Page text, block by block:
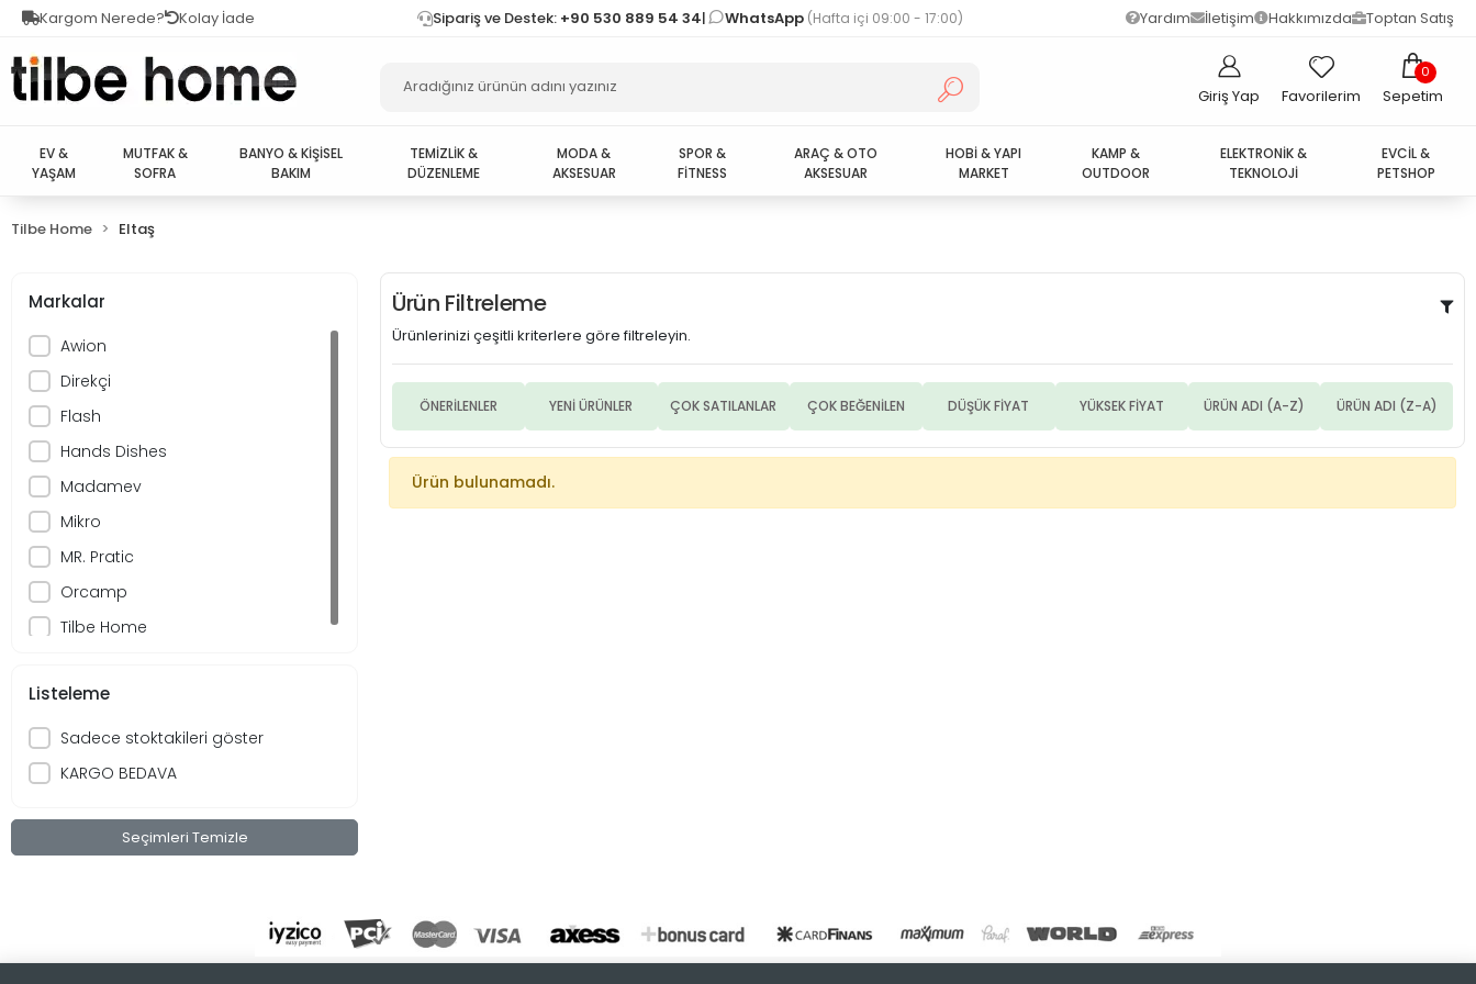
Kargom Nerede? Kolay İade Sipariş ve Destek: +90 530 889 54 34| WhatsApp (Hafta içi 09:00 - 17:00) Yardım İletişim Hakkımızda Toptan Satış
Giriş Yap Favorilerim
0
Sepetim
EV &
YAŞAM
MUTFAK &
SOFRA
BANYO & KİŞİSEL
BAKIM
TEMİZLİK &
DÜZENLEME
MODA &
AKSESUAR
SPOR &
FİTNESS
ARAÇ & OTO
AKSESUAR
HOBİ & YAPI
MARKET
KAMP &
OUTDOOR
ELEKTRONİK &
TEKNOLOJİ
EVCİL &
PETSHOP
Tilbe Home Eltaş
Markalar
Awion
Direkçi
Flash
Hands Dishes
Madamev
Mikro
MR. Pratic
Orcamp
Tilbe Home
Listeleme
Sadece stoktakileri göster
KARGO BEDAVA
Seçimleri Temizle
Ürün Filtreleme
Ürünlerinizi çeşitli kriterlere göre filtreleyin.
ÖNERİLENLER YENİ ÜRÜNLER ÇOK SATILANLAR ÇOK BEĞENİLEN DÜŞÜK FİYAT YÜKSEK FİYAT ÜRÜN ADI (A-Z) ÜRÜN ADI (Z-A)
Ürün bulunamadı.